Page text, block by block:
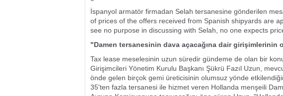
İspanyol armatör firmadan Selah tersanesine gönderilen
of prices of the offers received from Spanish shipyards are
see no purpose in discussing with Selah, no one expects
"Damen tersanesinin dava açacağına dair
Tax lease meselesinin uzun süredir gündeme de olan bir
Girişimcileri Yönetim Kurulu Başkanı Şükrü Fazıl Uzun,
önde gelen birçok gemi üreticisinin olumsuz yönde
35'ten fazla tersanesi ile hizmet veren Hollanda menşeili